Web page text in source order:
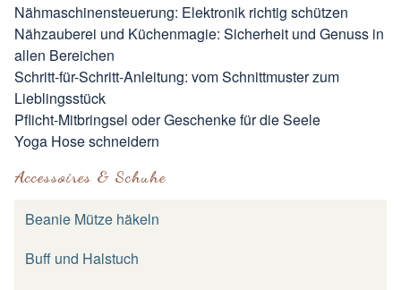
Nähmaschinensteuerung: Elektronik richtig schützen
Nähzauberei und Küchenmagie: Sicherheit und Genuss in
allen Bereichen
Schritt-für-Schritt-Anleitung: vom Schnittmuster zum
Lieblingsstück
Pflicht-Mitbringsel oder Geschenke für die Seele
Yoga Hose schneidern
Accessoires & Schuhe
Beanie Mütze häkeln
Buff und Halstuch